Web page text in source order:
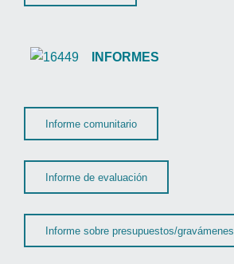
INFORMES
Informe comunitario
Informe de evaluación
Informe sobre presupuestos/gravámenes